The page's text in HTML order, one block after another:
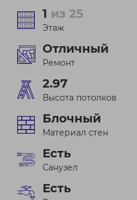
1 из 25
Этаж
Отличный
Ремонт
2.97
Высота потолков
Блочный
Материал стен
Есть
Санузел
Есть